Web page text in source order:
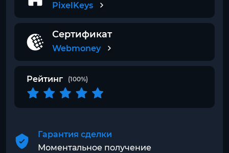
PixelKeys
Сертификат
Webmoney
Рейтинг (100%)
Гарантия сделки
Моментальное получение